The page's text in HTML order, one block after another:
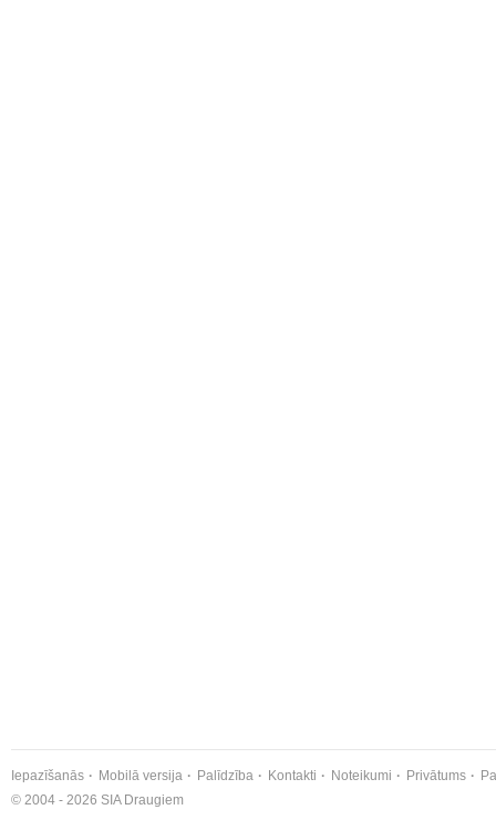
Iepazīšanās Mobilā versija Palīdzība Kontakti Noteikumi Privātums
© 2004 - 2026 SIA Draugiem